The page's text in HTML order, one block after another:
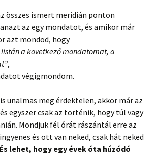
összes ismert meridián ponton
az egy mondatot, és amikor már
azt mondod, hogy
listán a következő mondatomat, a
,
végigmondom.
unalmas meg érdektelen, akkor már az
egyszer csak az történik, hogy túl vagy
Mondjuk fél órát rászántál erre az
és ott van neked, csak hát neked
És lehet, hogy egy évek óta húzódó